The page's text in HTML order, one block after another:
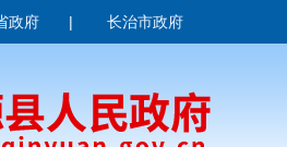
政府 | 长治市政府